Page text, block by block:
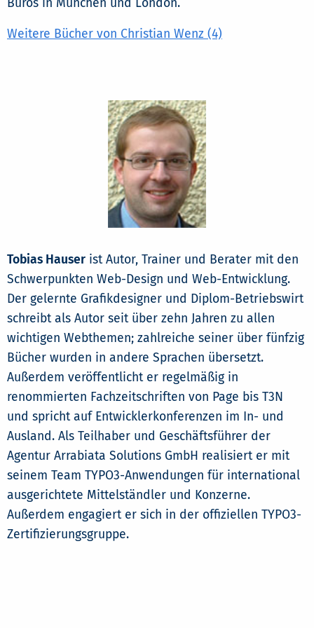
Büros in München und London.
Weitere Bücher von Christian Wenz (4)
Tobias Hauser ist Autor, Trainer und Berater mit den
Schwerpunkten Web-Design und Web-Entwicklung.
Der gelernte Grafikdesigner und Diplom-Betriebswirt
schreibt als Autor seit über zehn Jahren zu allen
wichtigen Webthemen; zahlreiche seiner über fünfzig
Bücher wurden in andere Sprachen übersetzt.
Außerdem veröffentlicht er regelmäßig in
renommierten Fachzeitschriften von Page bis T3N
und spricht auf Entwicklerkonferenzen im In- und
Ausland. Als Teilhaber und Geschäftsführer der
Agentur Arrabiata Solutions GmbH realisiert er mit
seinem Team TYPO3-Anwendungen für international
ausgerichtete Mittelständler und Konzerne.
Außerdem engagiert er sich in der offiziellen TYPO3-
Zertifizierungsgruppe.